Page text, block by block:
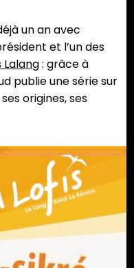
un an avec
et l’un des
Lalang: grâce à
publie une série sur
origines, ses